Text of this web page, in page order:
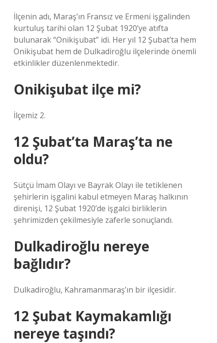
İlçenin adı, Maraş’ın Fransız ve Ermeni işgalinden
kurtuluş tarihi olan 12 Şubat 1920’ye atıfta
bulunarak “Onikişubat” idi. Her yıl 12 Şubat’ta hem
Onikişubat hem de Dulkadiroğlu ilçelerinde önemli
etkinlikler düzenlenmektedir.
Onikişubat ilçe mi?
İlçemiz 2.
12 Şubat’ta Maraş’ta ne
oldu?
Sütçü İmam Olayı ve Bayrak Olayı ile tetiklenen
şehirlerin işgalini kabul etmeyen Maraş halkının
direnişi, 12 Şubat 1920’de işgalci birliklerin
şehrimizden çekilmesiyle zaferle sonuçlandı.
Dulkadiroğlu nereye
bağlıdır?
Dulkadiroğlu, Kahramanmaraş’ın bir ilçesidir.
12 Şubat Kaymakamlığı
nereye taşındı?